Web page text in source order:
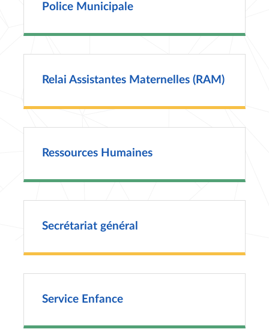
Police Municipale
Relai Assistantes Maternelles (RAM)
Ressources Humaines
Secrétariat général
Service Enfance